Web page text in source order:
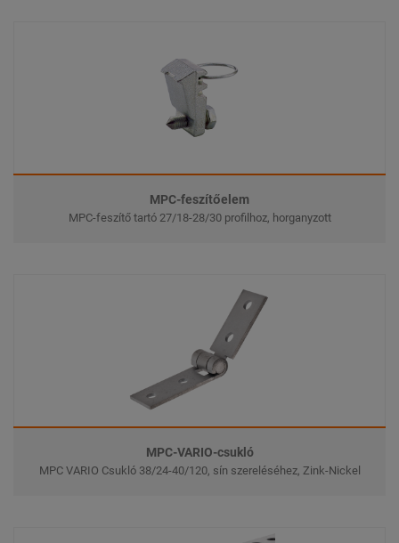
MPC-feszítőelem
MPC-feszítő tartó 27/18-28/30 profilhoz, horganyzott
MPC-VARIO-csukló
MPC VARIO Csukló 38/24-40/120, sín szereléséhez, Zink-Nickel